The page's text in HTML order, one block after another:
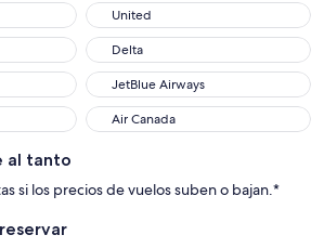
United
United
Delta
Delta
JetBlue Airways
JetBlue Airways
Air Canada
Air Canada
al tanto
si los precios de vuelos suben o bajan.*